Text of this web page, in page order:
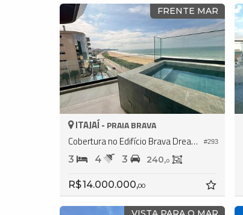
FRENTE MAR
#293
ITAJAÍ - PRAIA BRAVA
Cobertura no Edifício Brava Dreams
3 4 3 240,0
R$ 14.000.000,00